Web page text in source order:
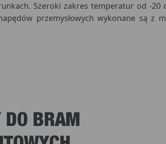
Szeroki zakres temperatur od -20
przemysłowych wykonane są z
DO BRAM